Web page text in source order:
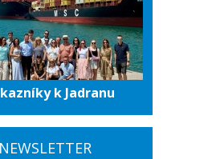
k Jadranu